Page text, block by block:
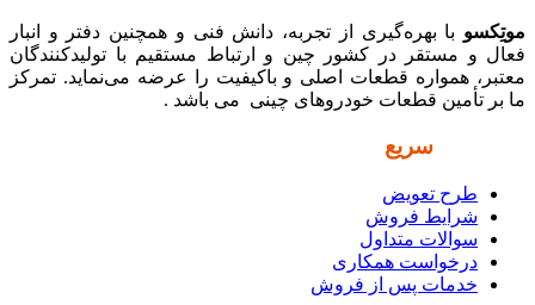
موتِکسو با بهره‌گیری از تجربه، دانش فنی و همچنین دفتر و انبار
فعال و مستقر در کشور چین و ارتباط مستقیم با تولیدکنندگان
معتبر، همواره قطعات اصلی و باکیفیت را عرضه می‌نماید. تمرکز
ما بر تأمین قطعات خودروهای چینی می باشد .
سریع
طرح تعویض
شرایط فروش
سوالات متداول
درخواست همکاری
خدمات پس از فروش